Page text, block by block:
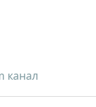
канал